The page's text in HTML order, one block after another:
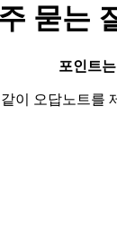
묻는
포인트
이 오답노트